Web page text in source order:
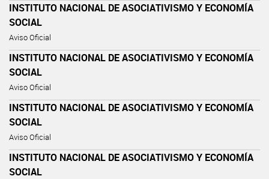
INSTITUTO NACIONAL DE ASOCIATIVISMO Y ECONOMÍA
SOCIAL
Aviso Oficial
INSTITUTO NACIONAL DE ASOCIATIVISMO Y ECONOMÍA
SOCIAL
Aviso Oficial
INSTITUTO NACIONAL DE ASOCIATIVISMO Y ECONOMÍA
SOCIAL
Aviso Oficial
INSTITUTO NACIONAL DE ASOCIATIVISMO Y ECONOMÍA
SOCIAL